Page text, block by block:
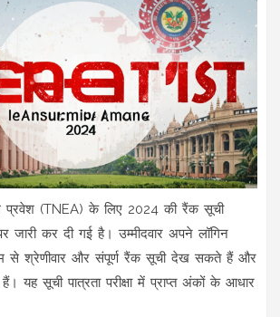
प्रवेश (TNEA) के लिए 2024 की रैंक सूची
कर दी गई है। उम्मीदवार अपने लॉगिन
से श्रेणीवार और संपूर्ण रैंक सूची देख सकते हैं और
यह सूची पात्रता परीक्षा में प्राप्त अंकों के आधार